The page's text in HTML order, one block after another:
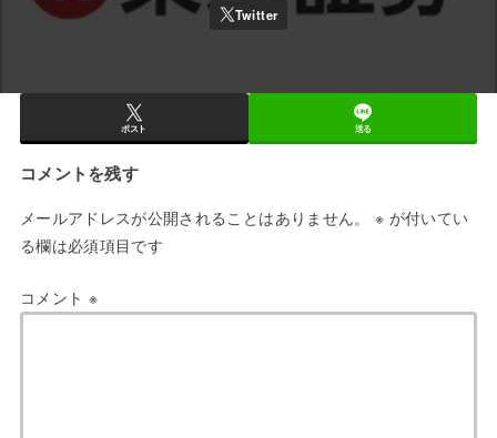
ポスト 送る
コメントを残す
メールアドレスが公開されることはありません。 ※ が付いてい
る欄は必須項目です
コメント ※